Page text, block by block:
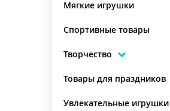
Мягкие игрушки
Спортивные товары
Творчество
Товары для праздников
Увлекательные игрушки